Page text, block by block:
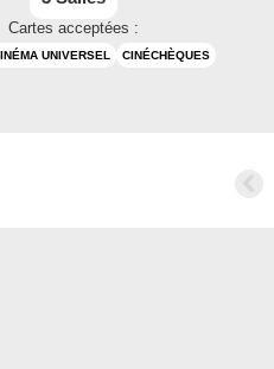
Cartes acceptées :
UNIVERSEL CINÉCHÈQUES